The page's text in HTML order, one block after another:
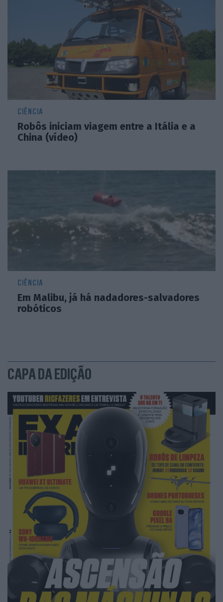
CIÊNCIA
Robôs iniciam viagem entre a Itália e a
China (vídeo)
CIÊNCIA
Em Malibu, já há nadadores-salvadores
robóticos
CAPA DA EDIÇÃO